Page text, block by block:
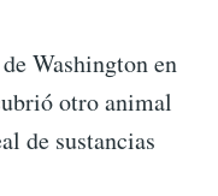
Washington en
otro animal
de sustancias